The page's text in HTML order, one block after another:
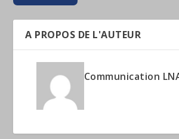
A PROPOS DE L'AUTEUR
Communication